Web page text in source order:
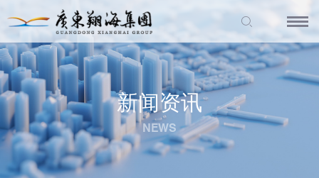
新闻资讯
NEWS